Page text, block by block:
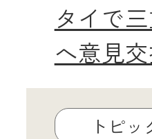
タイで
へ意見
トピッ